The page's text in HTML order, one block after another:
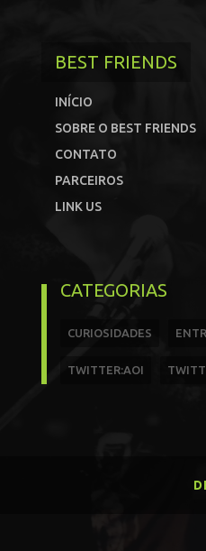
BEST FRIENDS
INÍCIO
SOBRE O BEST FRIENDS
CONTATO
PARCEIROS
LINK US
CATEGORIAS
CURIOSIDADES
TWITTER:AOI